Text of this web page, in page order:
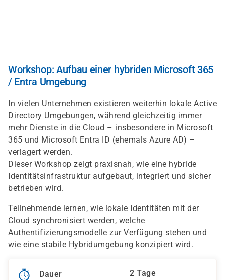
Workshop: Aufbau einer hybriden Microsoft 365
/ Entra Umgebung
In vielen Unternehmen existieren weiterhin lokale Active
Directory Umgebungen, während gleichzeitig immer
mehr Dienste in die Cloud – insbesondere in Microsoft
365 und Microsoft Entra ID (ehemals Azure AD) –
verlagert werden.
Dieser Workshop zeigt praxisnah, wie eine hybride
Identitätsinfrastruktur aufgebaut, integriert und sicher
betrieben wird.
Teilnehmende lernen, wie lokale Identitäten mit der
Cloud synchronisiert werden, welche
Authentifizierungsmodelle zur Verfügung stehen und
wie eine stabile Hybridumgebung konzipiert wird.
Dauer 2 Tage